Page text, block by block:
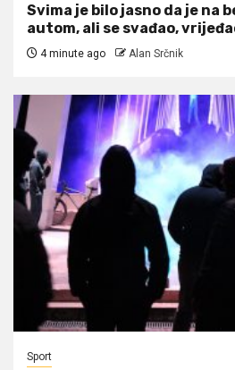
Svima je bilo jasno da je na
autom, ali se svađao,
4 minute ago Alan Srčnik
Sport